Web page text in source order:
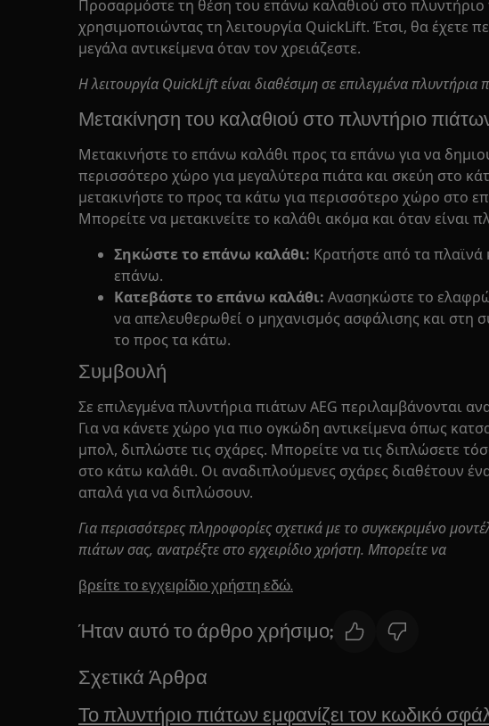
Προσαρμόστε τη θέση του επάνω καλαθιού στο πλυντήριο
χρησιμοποιώντας τη λειτουργία QuickLift. Έτσι, θα έχετε
μεγάλα αντικείμενα όταν τον χρειάζεστε.
Η λειτουργία QuickLift είναι διαθέσιμη σε επιλεγμένα πλυντήρια
Μετακίνηση του καλαθιού στο πλυντήριο
Μετακινήστε το επάνω καλάθι προς τα επάνω για να
περισσότερο χώρο για μεγαλύτερα πιάτα και σκεύη στο
μετακινήστε το προς τα κάτω για περισσότερο χώρο στο
Μπορείτε να μετακινείτε το καλάθι ακόμα και όταν είναι
Σηκώστε το επάνω καλάθι: Κρατήστε από τα
επάνω.
Κατεβάστε το επάνω καλάθι: Ανασηκώστε το
να απελευθερωθεί ο μηχανισμός ασφάλισης και στη
το προς τα κάτω.
Συμβουλή
Σε επιλεγμένα πλυντήρια πιάτων AEG περιλαμβάνονται
Για να κάνετε χώρο για πιο ογκώδη αντικείμενα όπως
μπολ, διπλώστε τις σχάρες. Μπορείτε να τις διπλώσετε
στο κάτω καλάθι. Οι αναδιπλούμενες σχάρες διαθέτουν
απαλά για να διπλώσουν.
Για περισσότερες πληροφορίες σχετικά με το συγκεκριμένο
πιάτων σας, ανατρέξτε στο εγχειρίδιο χρήστη. Μπορείτε να
βρείτε το εγχειρίδιο χρήστη εδώ.
Ήταν αυτό το άρθρο χρήσιμο;
Σχετικά Άρθρα
Το πλυντήριο πιάτων εμφανίζει τον κωδικό